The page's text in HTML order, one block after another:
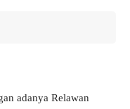
adanya Relawan